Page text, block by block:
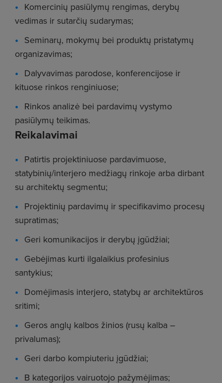
Komercinių pasiūlymų rengimas, derybų
vedimas ir sutarčių sudarymas;
Seminarų, mokymų bei produktų pristatymų
organizavimas;
Dalyvavimas parodose, konferencijose ir
kituose rinkos renginiuose;
Rinkos analizė bei pardavimų vystymo
pasiūlymų teikimas.
Reikalavimai
Patirtis projektiniuose pardavimuose,
statybinių/interjero medžiagų rinkoje arba dirbant
su architektų segmentu;
Projektinių pardavimų ir specifikavimo procesų
supratimas;
Geri komunikacijos ir derybų įgūdžiai;
Gebėjimas kurti ilgalaikius profesinius
santykius;
Domėjimasis interjero, statybų ar architektūros
sritimi;
Geros anglų kalbos žinios (rusų kalba –
privalumas);
Geri darbo kompiuteriu įgūdžiai;
B kategorijos vairuotojo pažymėjimas;